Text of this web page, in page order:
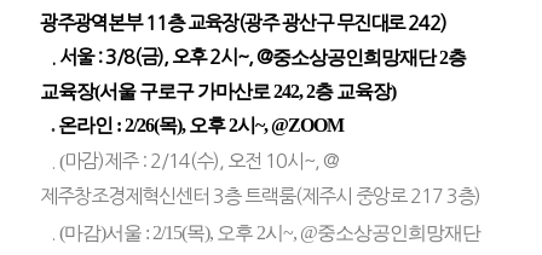
광주광역본부 11층 교육장(광주 광산구 무진대로 242)
. 서울 : 3/8(금), 오후 2시~, @중소상공인희망재단 2층
교육장(서울 구로구 가마산로 242, 2층 교육장)
.온라인 : 2/26(목), 오후 2시~, @ZOOM
(마감)제주 : 2/14(수), 오전 10시~, @
제주창조경제혁신센터 3층 트랙룸(제주시 중앙로 217 3층)
.(마감)서울 : 2/15(목), 오후 2시~, @중소상공인희망재단